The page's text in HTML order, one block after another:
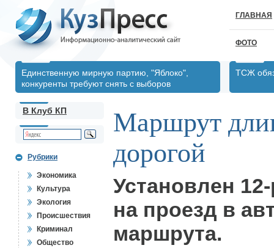
ГЛАВНАЯ
ФОТО
Единственную мирную партию, "Яблоко",
конкуренты требуют снять с выборов
ТСЖ
В Клуб КП
Рубрики
Экономика
Культура
Экология
Происшествия
Криминал
Общество
Маршрут
дорогой
Установлен
на проезд в
маршрута.